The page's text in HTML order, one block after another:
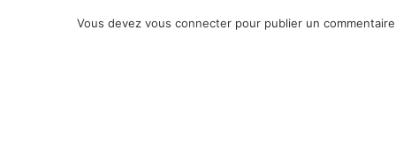
Vous devez vous connecter pour publier un